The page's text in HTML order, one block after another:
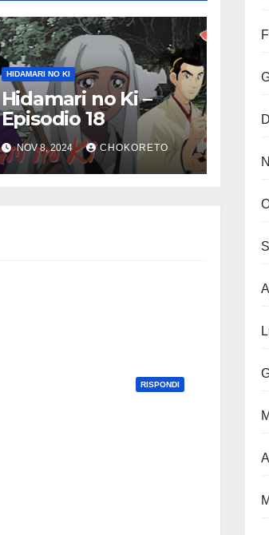
HIDAMARI NO KI
Hidamari no Ki –
Episodio 18
NOV 8, 2024 CHOKORETO
RISPONDI